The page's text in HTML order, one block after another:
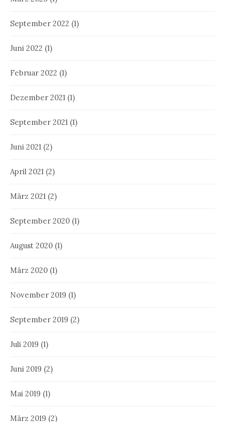
September 2022 (1)
Juni 2022 (1)
Februar 2022 (1)
Dezember 2021 (1)
September 2021 (1)
Juni 2021 (2)
April 2021 (2)
März 2021 (2)
September 2020 (1)
August 2020 (1)
März 2020 (1)
November 2019 (1)
September 2019 (2)
Juli 2019 (1)
Juni 2019 (2)
Mai 2019 (1)
März 2019 (2)